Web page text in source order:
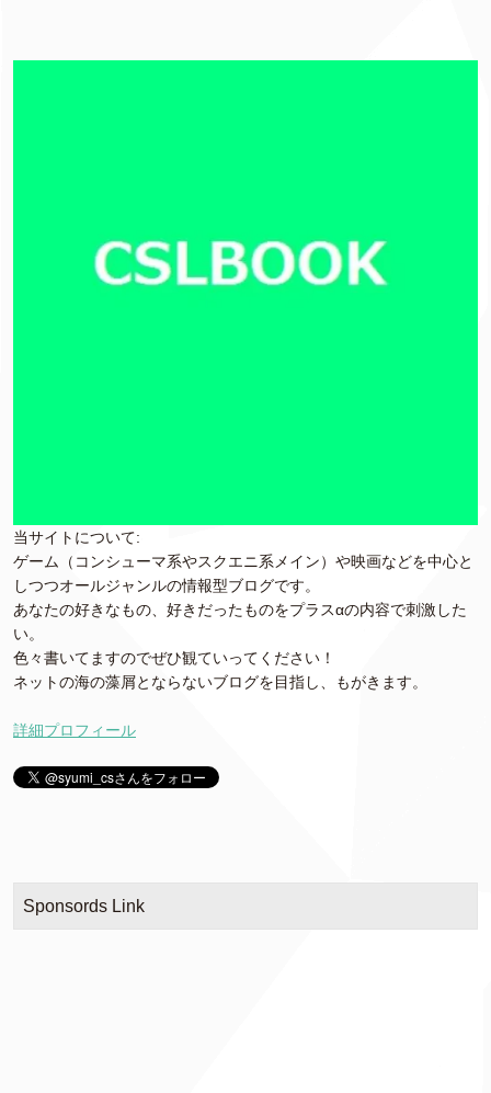
当サイトについて:
ゲーム（コンシューマ系やスクエニ系メイン）や映画などを中心と
しつつオールジャンルの情報型ブログです。
あなたの好きなもの、好きだったものをプラスαの内容で刺激した
い。
色々書いてますのでぜひ観ていってください！
ネットの海の藻屑とならないブログを目指し、もがきます。
詳細プロフィール
Sponsords Link